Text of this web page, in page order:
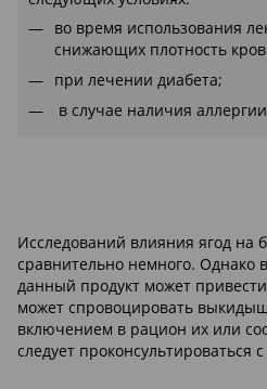
во время использования
снижающих плотность
при лечении диабета;
в случае наличия
Исследований влияния ягод на
сравнительно немного. Однако
данный продукт может
может спровоцировать
включением в рацион их или
следует